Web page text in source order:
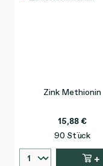
Zink Methionin
15,88 €
90 Stück
+